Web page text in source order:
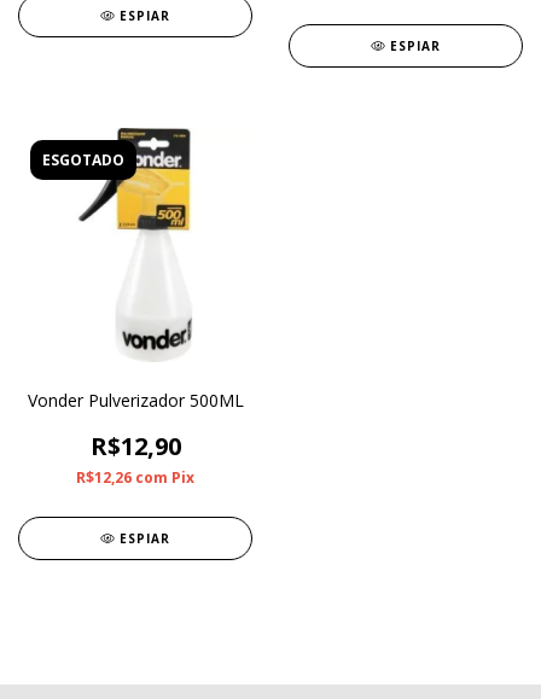
ESPIAR
ESPIAR
ESGOTADO
Vonder Pulverizador 500ML
R$12,90
R$12,26 com Pix
ESPIAR